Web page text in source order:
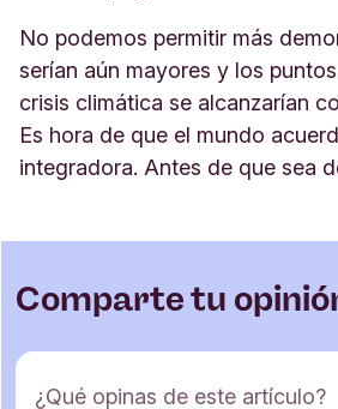
No podemos permitir más
serían aún mayores y los
crisis climática se alcanzarían
Es hora de que el mundo
integradora. Antes de que sea
Comparte tu
F
¿Qué opinas de este artículo?